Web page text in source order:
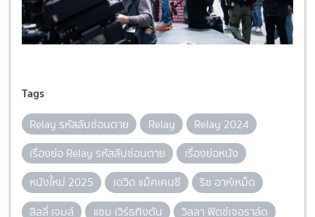
Tags
Relay รหัสลับซ่อนตาย Relay
Relay 2024
เรื่องย่อ Relay รหัสลับซ่อนตาย
เรื่องย่อหนัง
หนังใหม่ 2025
เดวิด แม็คเคนซี
ริซ อาห์เหม็ด
ลิลลี่ เจมส์
แซม เวิร์ธทิงตัน
วิลลา ฟิตซ์เจอราล์ด